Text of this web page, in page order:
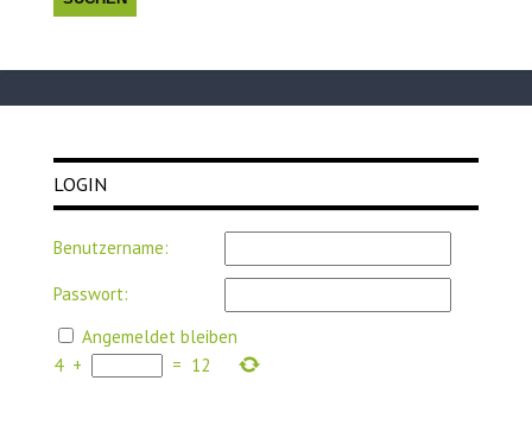
LOGIN
Benutzername:
Passwort:
Angemeldet bleiben
4 + = 12